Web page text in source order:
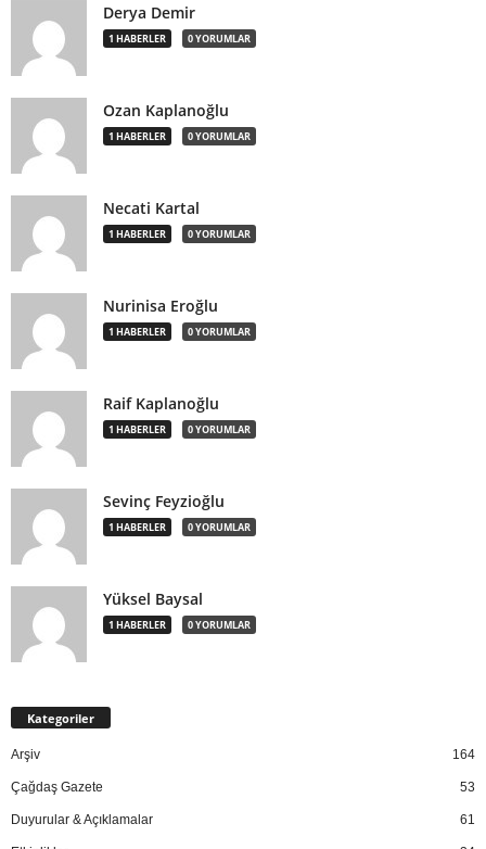
Derya Demir
1 HABERLER 0 YORUMLAR
Ozan Kaplanoğlu
1 HABERLER 0 YORUMLAR
Necati Kartal
1 HABERLER 0 YORUMLAR
Nurinisa Eroğlu
1 HABERLER 0 YORUMLAR
Raif Kaplanoğlu
1 HABERLER 0 YORUMLAR
Sevinç Feyzioğlu
1 HABERLER 0 YORUMLAR
Yüksel Baysal
1 HABERLER 0 YORUMLAR
Kategoriler
Arşiv 164
Çağdaş Gazete 53
Duyurular & Açıklamalar 61